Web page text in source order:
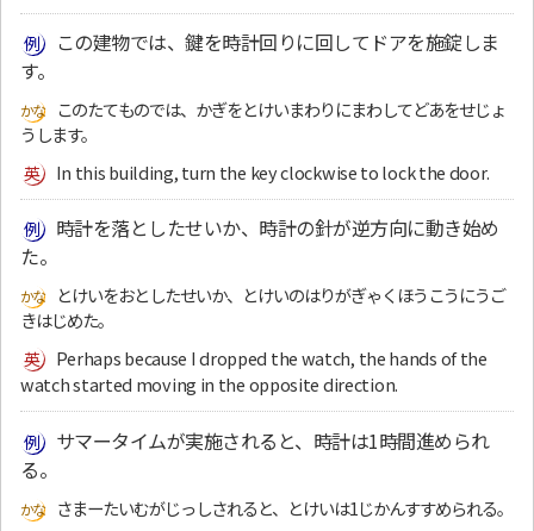
この建物では、鍵を時計回りに回してドアを施錠しま
す。
このたてものでは、かぎをとけいまわりにまわしてどあをせじょ
うします。
In this building, turn the key clockwise to lock the door.
時計を落としたせいか、時計の針が逆方向に動き始め
た。
とけいをおとしたせいか、とけいのはりがぎゃくほうこうにうご
きはじめた。
Perhaps because I dropped the watch, the hands of the
watch started moving in the opposite direction.
サマータイムが実施されると、時計は1時間進められ
る。
さまーたいむがじっしされると、とけいは1じかんすすめられる。